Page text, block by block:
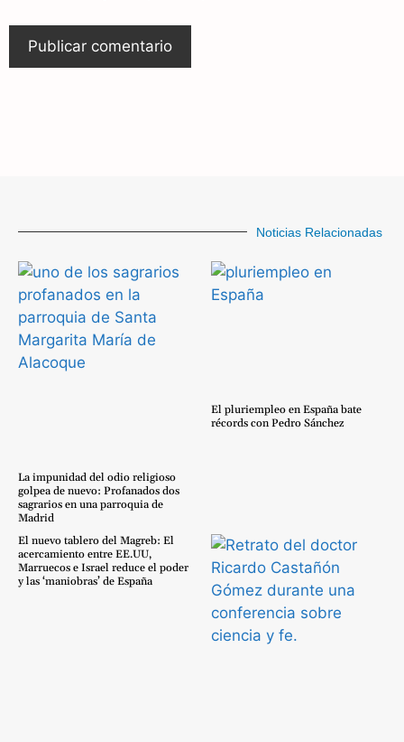
Noticias Relacionadas
La impunidad del odio religioso
golpea de nuevo: Profanados dos
sagrarios en una parroquia de
Madrid
El pluriempleo en España bate
récords con Pedro Sánchez
El nuevo tablero del Magreb: El
acercamiento entre EE.UU,
Marruecos e Israel reduce el poder
y las ‘maniobras’ de España